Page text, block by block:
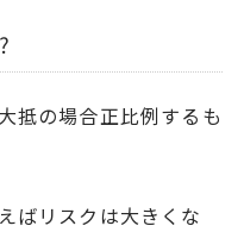
抵の場合正比例するも
ばリスクは大きくな